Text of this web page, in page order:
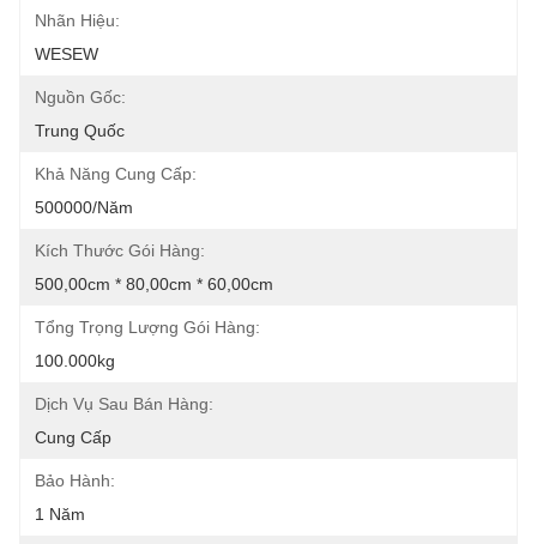
Nhãn Hiệu:
WESEW
Nguồn Gốc:
Trung Quốc
Khả Năng Cung Cấp:
500000/năm
Kích Thước Gói Hàng:
500,00cm * 80,00cm * 60,00cm
Tổng Trọng Lượng Gói Hàng:
100.000kg
Dịch Vụ Sau Bán Hàng:
Cung Cấp
Bảo Hành:
1 Năm